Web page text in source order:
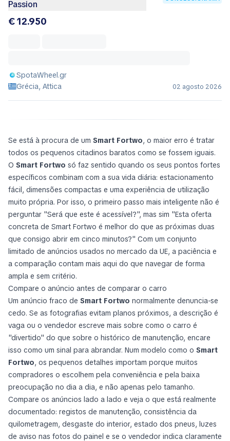
Passion
€ 12.950
SpotaWheel.gr
Grécia, Attica
02 agosto 2026
Se está à procura de um Smart Fortwo, o maior erro é tratar
todos os pequenos citadinos baratos como se fossem iguais.
O Smart Fortwo só faz sentido quando os seus pontos fortes
específicos combinam com a sua vida diária: estacionamento
fácil, dimensões compactas e uma experiência de utilização
muito própria. Por isso, o primeiro passo mais inteligente não é
perguntar "Será que este é acessível?", mas sim "Esta oferta
concreta de Smart Fortwo é melhor do que as próximas duas
que consigo abrir em cinco minutos?" Com um conjunto
limitado de anúncios usados no mercado da UE, a paciência e
a comparação contam mais aqui do que navegar de forma
ampla e sem critério.
Compare o anúncio antes de comparar o carro
Um anúncio fraco de Smart Fortwo normalmente denuncia-se
cedo. Se as fotografias evitam planos próximos, a descrição é
vaga ou o vendedor escreve mais sobre como o carro é
"divertido" do que sobre o histórico de manutenção, encare
isso como um sinal para abrandar. Num modelo como o Smart
Fortwo, os pequenos detalhes importam porque muitos
compradores o escolhem pela conveniência e pela baixa
preocupação no dia a dia, e não apenas pelo tamanho.
Compare os anúncios lado a lado e veja o que está realmente
documentado: registos de manutenção, consistência da
quilometragem, desgaste do interior, estado dos pneus, luzes
de aviso nas fotos do painel e se o vendedor indica claramente